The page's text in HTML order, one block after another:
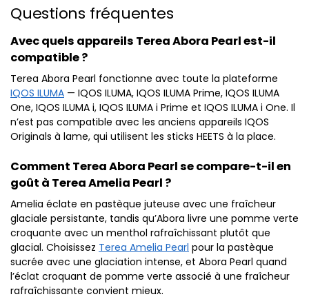
Questions fréquentes
Avec quels appareils Terea Abora Pearl est-il
compatible ?
Terea Abora Pearl fonctionne avec toute la plateforme
IQOS ILUMA — IQOS ILUMA, IQOS ILUMA Prime, IQOS ILUMA
One, IQOS ILUMA i, IQOS ILUMA i Prime et IQOS ILUMA i One. Il
n’est pas compatible avec les anciens appareils IQOS
Originals à lame, qui utilisent les sticks HEETS à la place.
Comment Terea Abora Pearl se compare-t-il en
goût à Terea Amelia Pearl ?
Amelia éclate en pastèque juteuse avec une fraîcheur
glaciale persistante, tandis qu’Abora livre une pomme verte
croquante avec un menthol rafraîchissant plutôt que
glacial. Choisissez Terea Amelia Pearl pour la pastèque
sucrée avec une glaciation intense, et Abora Pearl quand
l’éclat croquant de pomme verte associé à une fraîcheur
rafraîchissante convient mieux.